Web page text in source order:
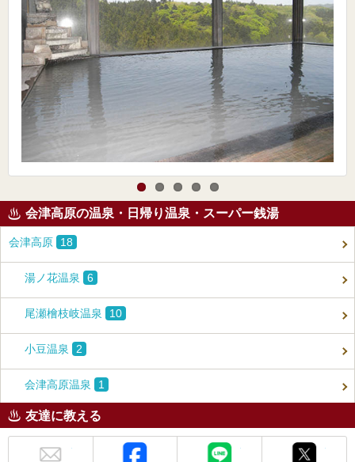
会津高原の温泉・日帰り温泉・スーパー銭湯
会津高原 18
湯ノ花温泉 6
尾瀬檜枝岐温泉 10
小豆温泉 2
会津高原温泉 1
友達に教える